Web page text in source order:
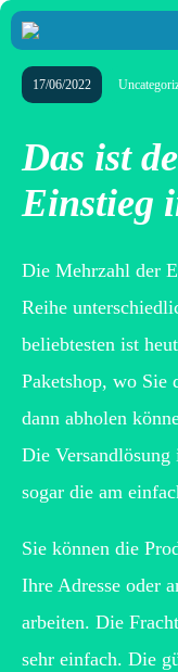
17/06/2022
Das ist
Einstieg
Die Mehrzahl der
Reihe
beliebtesten ist
Paketshop, wo Sie
dann abholen
Die
sogar die am
Sie können die
Ihre Adresse oder
arbeiten. Die
sehr einfach. Die